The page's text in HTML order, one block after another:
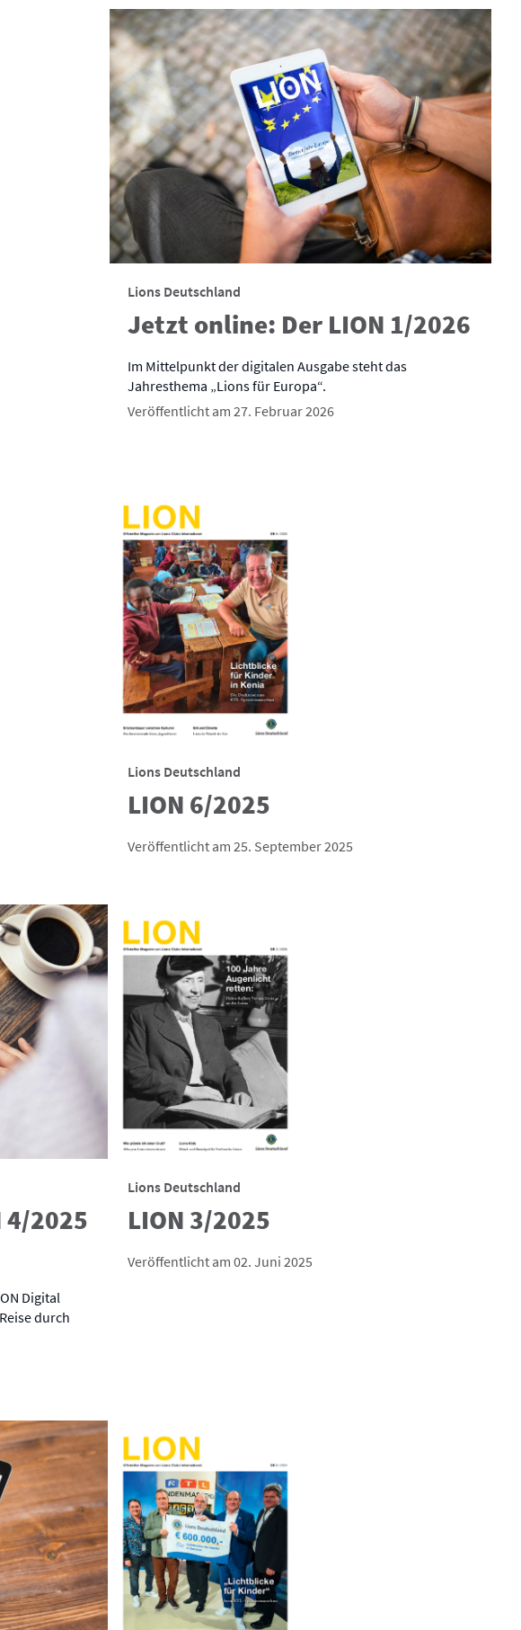
Lions Deutschland
Jetzt online: Der LION 1/2026
Im Mittelpunkt der digitalen Ausgabe steht das
Jahresthema „Lions für Europa“.
Veröffentlicht am 27. Februar 2026
Lions Deutschland
LION 6/2025
Veröffentlicht am 25. September 2025
4/2025
Digital
durch
Lions Deutschland
LION 3/2025
Veröffentlicht am 02. Juni 2025